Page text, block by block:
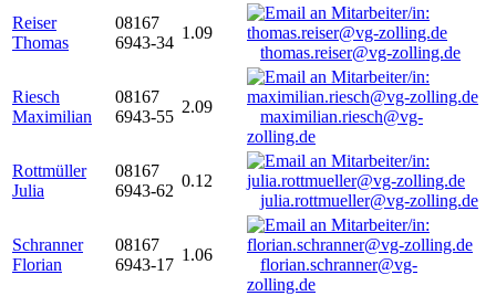
Reiser
Thomas
08167
6943-34
1.09
thomas.reiser@vg-zolling.de
Riesch
Maximilian
08167
6943-55
2.09
maximilian.riesch@vg-
zolling.de
Rottmüller
Julia
08167
6943-62
0.12
julia.rottmueller@vg-zolling.de
Schranner
Florian
08167
6943-17
1.06
florian.schranner@vg-
zolling.de